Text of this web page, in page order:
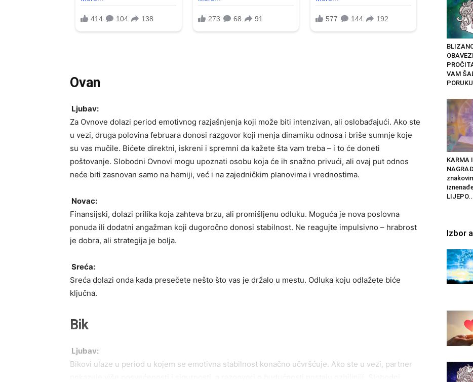
Ovan
Ljubav:
Za Ovnove dolazi period emotivnog razjašnjenja koji može biti intenzivan, ali oslobađajući. Ako ste
u vezi, druga polovina februara donosi razgovor koji menja dinamiku odnosa i briše sumnje koje
su vas mučile. Bićete direktni, iskreni i spremni da kažete šta vam treba – i to će doneti
poštovanje. Slobodni Ovnovi mogu upoznati osobu koja će ih snažno privući, ali ovaj put odnos
neće biti zasnovan samo na hemiji, već i na zajedničkim planovima i vrednostima.
Novac:
Finansijski, dolazi prilika koja zahteva brzu, ali promišljenu odluku. Moguća je nova poslovna
ponuda ili dodatni angažman koji dugoročno donosi stabilnost. Ne reagujte impulsivno – hrabrost
je dobra, ali strategija je bolja.
Sreća:
Sreća dolazi onda kada presečete nešto što vas je držalo u mestu. Odluka koju odlažete biće
ključna.
Bik
Ljubav:
Bikovi ulaze u period u kojem se emotivna stabilnost konačno učvršćuje. Ako ste u vezi, partner
VAM
KARMA
LIJEPO...
Izbor